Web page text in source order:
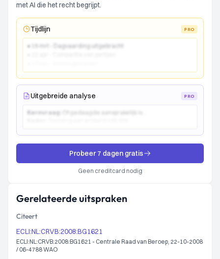
met AI die het recht begrijpt.
Tijdlijn PRO
● 15 mrt - Dagvaarding uitgebracht
Uitgebreide analyse PRO
Kernvraag:
Probeer 7 dagen gratis
Geen creditcard nodig
Gerelateerde uitspraken
Citeert
ECLI:NL:CRVB:2008:BG1621
ECLI:NL:CRVB:2008:BG1621 - Centrale Raad van Beroep, 22-10-2008
/ 06-4788 WAO